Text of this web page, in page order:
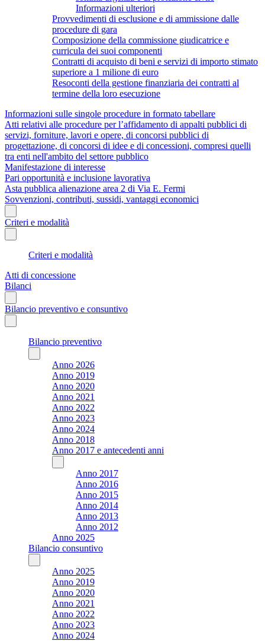
Informazioni ulteriori
Provvedimenti di esclusione e di ammissione dalle
procedure di gara
Composizione della commissione giudicatrice e
curricula dei suoi componenti
Contratti di acquisto di beni e servizi di importo stimato
superiore a 1 milione di euro
Resoconti della gestione finanziaria dei contratti al
termine della loro esecuzione
Informazioni sulle singole procedure in formato tabellare
Atti relativi alle procedure per l’affidamento di appalti pubblici di
servizi, forniture, lavori e opere, di concorsi pubblici di
progettazione, di concorsi di idee e di concessioni, compresi quelli
tra enti nell'ambito del settore pubblico
Manifestazione di interesse
Pari opportunità e inclusione lavorativa
Asta pubblica alienazione area 2 di Via E. Fermi
Sovvenzioni, contributi, sussidi, vantaggi economici
Criteri e modalità
Criteri e modalità
Atti di concessione
Bilanci
Bilancio preventivo e consuntivo
Bilancio preventivo
Anno 2026
Anno 2019
Anno 2020
Anno 2021
Anno 2022
Anno 2023
Anno 2024
Anno 2018
Anno 2017 e antecedenti anni
Anno 2017
Anno 2016
Anno 2015
Anno 2014
Anno 2013
Anno 2012
Anno 2025
Bilancio consuntivo
Anno 2025
Anno 2019
Anno 2020
Anno 2021
Anno 2022
Anno 2023
Anno 2024